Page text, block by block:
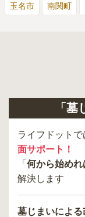
玉名市 南関町
「
ライフドットで
面サポート！
「 何から始めれ
解決します
墓じまいによ